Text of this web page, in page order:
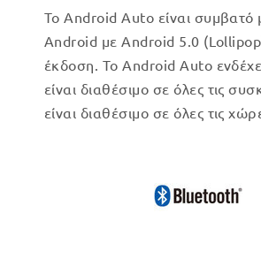
Το Android Auto είναι συμβατό
Android με Android 5.0
έκδοση. Το Android Auto
είναι διαθέσιμο σε όλες τις
είναι διαθέσιμο σε όλες τις